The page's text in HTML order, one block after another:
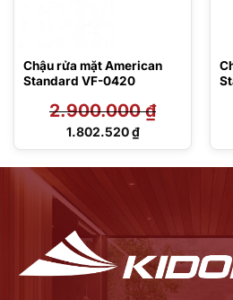
Chậu rửa mặt American
Standard VF-0420
2.900.000₫
Giá
1.802.520₫
Giá